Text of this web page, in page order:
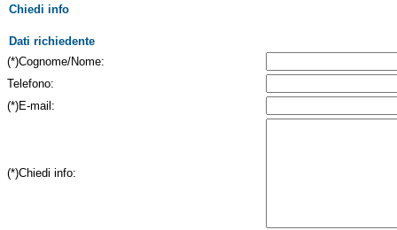
Chiedi info
Dati richiedente
(*)Cognome/Nome:
Telefono:
(*)E-mail:
(*)Chiedi info: